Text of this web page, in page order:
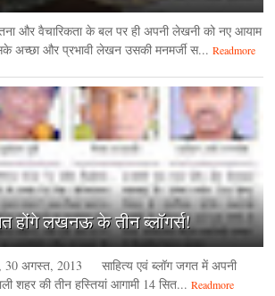
और वैचारिकता के बल पर ही अपनी लेखनी को नए आयाम
अच्छा और प्रभावी लेखन उसकी मनमर्जी स... Readmore
होंगे लखनऊ के तीन ब्लॉगर्स!
अगस्‍त, 2013 साहित्य एवं ब्लॉग जगत में अपनी
शहर की तीन हस्तियां आगामी 14 सित... Readmore